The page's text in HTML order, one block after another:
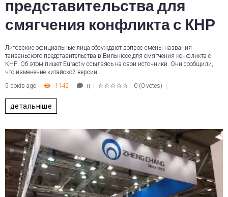
представительства для
смягчения конфликта с КНР
Литовские официальные лица обсуждают вопрос смены названия
тайваньского представительства в Вильнюсе для смягчения конфликта с
КНР. Об этом пишет Euractiv ссылаясь на свои источники. Они сообщили,
что изменение китайской версии…
5 років ago
1142 0 0 (0 votes)
детальніше